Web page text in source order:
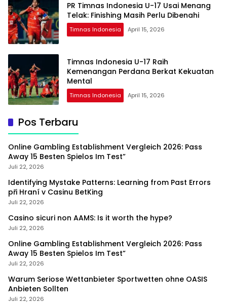
PR Timnas Indonesia U-17 Usai Menang
Telak: Finishing Masih Perlu Dibenahi
Timnas Indonesia April 15, 2026
Timnas Indonesia U-17 Raih
Kemenangan Perdana Berkat Kekuatan
Mental
Timnas Indonesia April 15, 2026
Pos Terbaru
Online Gambling Establishment Vergleich 2026: Pass
Away 15 Besten Spielos Im Test”
Juli 22, 2026
Identifying Mystake Patterns: Learning from Past Errors
při Hraní v Casinu BetKing
Juli 22, 2026
Casino sicuri non AAMS: Is it worth the hype?
Juli 22, 2026
Online Gambling Establishment Vergleich 2026: Pass
Away 15 Besten Spielos Im Test”
Juli 22, 2026
Warum Seriose Wettanbieter Sportwetten ohne OASIS
Anbieten Sollten
Juli 22, 2026